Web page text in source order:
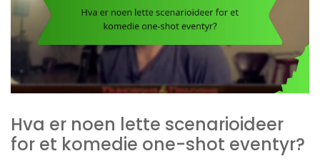
Hva er noen lette scenarioideer
for et komedie one-shot eventyr?